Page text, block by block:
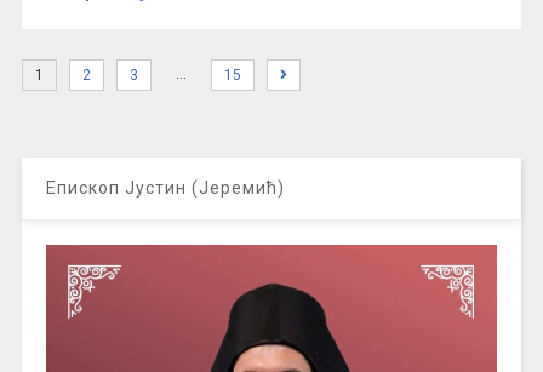
1 2 3 … 15
Епископ Јустин (Јеремић)